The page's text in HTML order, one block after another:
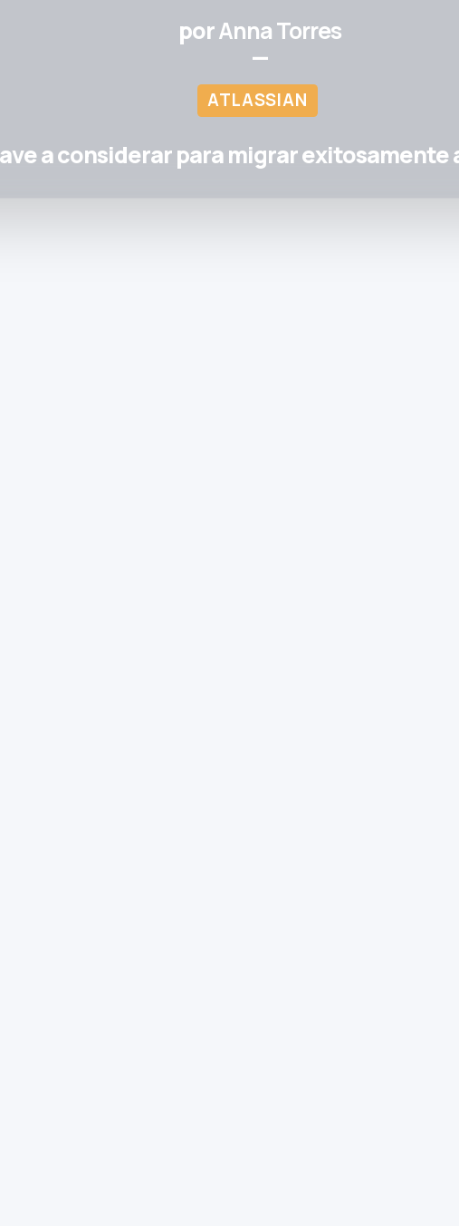
porAnna Torres
—
ATLASSIAN
a considerar para migrar exitosamente